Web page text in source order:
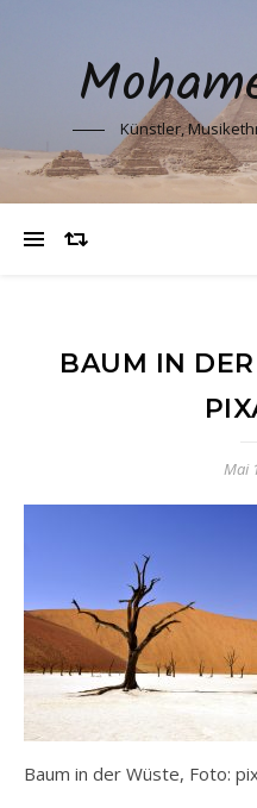
Künstler,
BAUM IN
Mai
Baum in der Wüste, Foto: